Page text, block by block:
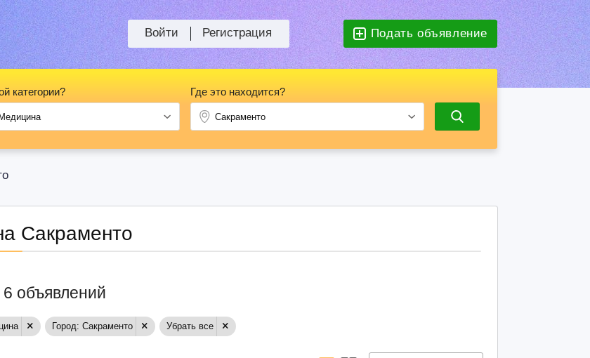
Подать объявление
Регистрация
Войти
категории? Где это находится?
Сакраменто
объявлений
Город: Сакраменто Убрать все